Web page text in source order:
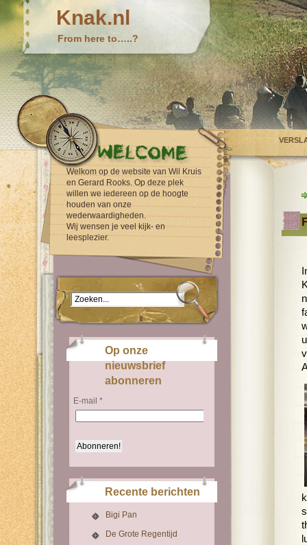
Knak.nl
From here to…..?
Welkom op de website van Wil Kruis
en Gerard Rooks. Op deze plek
willen we iedereen op de hoogte
houden van onze
wederwaardigheden.
Wij wensen je veel kijk- en
leesplezier.
Op onze
nieuwsbrief
abonneren
E-mail *
Recente berichten
Bigi Pan
De Grote Regentijd